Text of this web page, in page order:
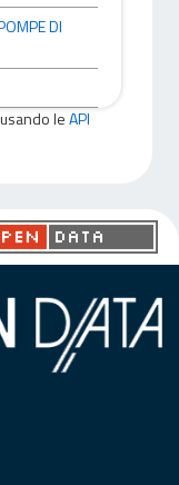
DI
leAPI